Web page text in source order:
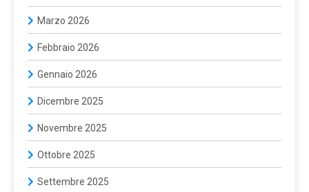
Marzo 2026
Febbraio 2026
Gennaio 2026
Dicembre 2025
Novembre 2025
Ottobre 2025
Settembre 2025